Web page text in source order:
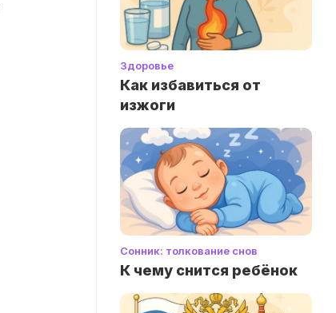
Здоровье
Как избавиться от
изжоги
Сонник: толкование снов
К чему снится ребёнок